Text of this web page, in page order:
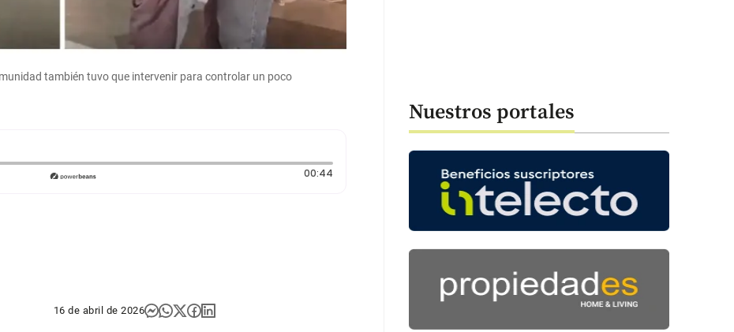
también tuvo que intervenir para controlar un poco
00:44Duración: 44 segundos
16 de abril de 2026
Nuestros portales